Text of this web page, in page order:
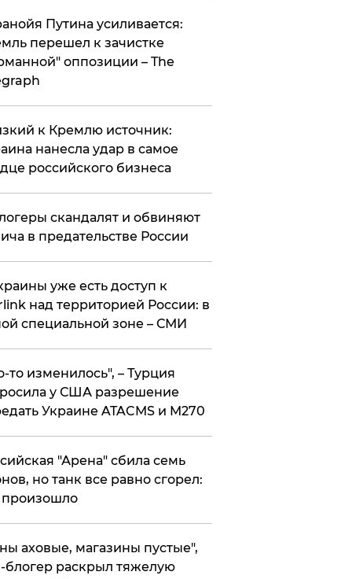
Путина усиливается:
перешел к зачистке
оппозиции – The
к Кремлю источник:
нанесла удар в самое
российского бизнеса
скандалят и обвиняют
в предательстве России
уже есть доступ к
над территорией России: в
специальной зоне – СМИ
то изменилось", – Турция
у США разрешение
Украине ATACMS и M270
"Арена" сбила семь
но танк все равно сгорел:
произошло
аховые, магазины пустые",
раскрыл тяжелую